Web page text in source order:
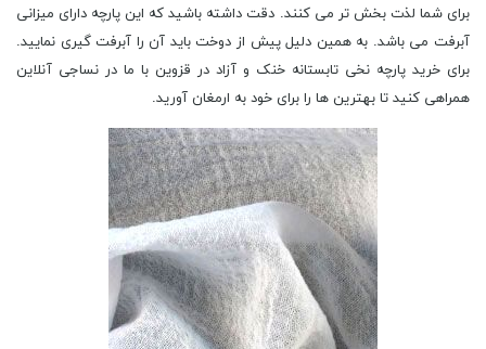
برای شما لذت بخش تر می کنند. دقت داشته باشید که این پارچه دارای میزانی
آبرفت می باشد. به همین دلیل پیش از دوخت باید آن را آبرفت گیری نمایید.
برای خرید پارچه نخی تابستانه خنک و آزاد در قزوین با ما در نساجی آنلاین
همراهی کنید تا بهترین ها را برای خود به ارمغان آورید.